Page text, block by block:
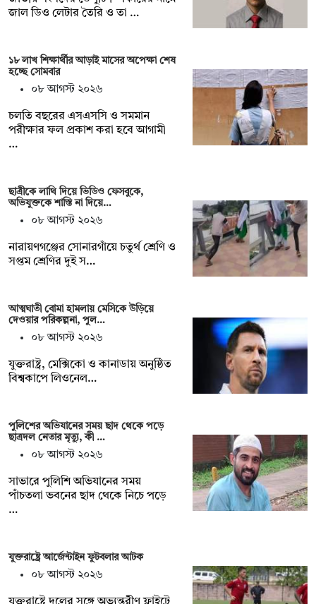
জাল ডিও লেটার তৈরি ও তা …
১৮ লাখ শিক্ষার্থীর আড়াই মাসের অপেক্ষা শেষ
হচ্ছে সোমবার
০৮ আগস্ট ২০২৬
চলতি বছরের এসএসসি ও সমমান
পরীক্ষার ফল প্রকাশ করা হবে আগামী
…
ছাত্রীকে লাথি দিয়ে ভিডিও ফেসবুকে,
অভিযুক্তকে শাস্তি না দিয়ে…
০৮ আগস্ট ২০২৬
নারায়ণগঞ্জের সোনারগাঁয়ে চতুর্থ শ্রেণি ও
সপ্তম শ্রেণির দুই স…
আত্মঘাতী বোমা হামলায় মেসিকে উড়িয়ে
দেওয়ার পরিকল্পনা, পুল…
০৮ আগস্ট ২০২৬
যুক্তরাষ্ট্র, মেক্সিকো ও কানাডায় অনুষ্ঠিত
বিশ্বকাপে লিওনেল…
পুলিশের অভিযানের সময় ছাদ থেকে পড়ে
ছাত্রদল নেতার মৃত্যু, কী …
০৮ আগস্ট ২০২৬
সাভারে পুলিশি অভিযানের সময়
পাঁচতলা ভবনের ছাদ থেকে নিচে পড়ে
…
যুক্তরাষ্ট্রে আর্জেন্টাইন ফুটবলার আটক
০৮ আগস্ট ২০২৬
যুক্তরাষ্ট্রে দলের সঙ্গে অভ্যন্তরীণ ফ্লাইটে